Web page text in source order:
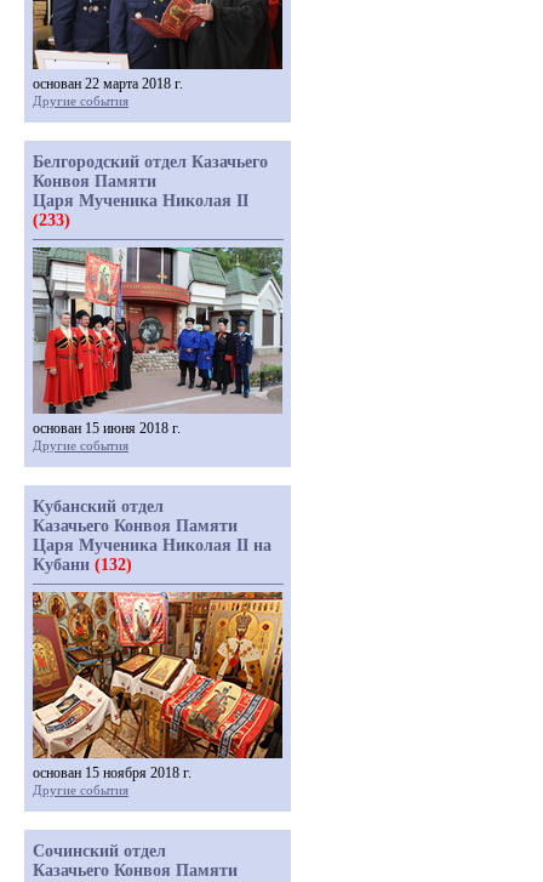
основан 22 марта 2018 г.
Другие события
Белгородский отдел Казачьего
Конвоя Памяти
Царя Мученика Николая II
(233)
основан 15 июня 2018 г.
Другие события
Кубанский отдел
Казачьего Конвоя Памяти
Царя Мученика Николая II на
Кубани (132)
основан 15 ноября 2018 г.
Другие события
Сочинский отдел
Казачьего Конвоя Памяти